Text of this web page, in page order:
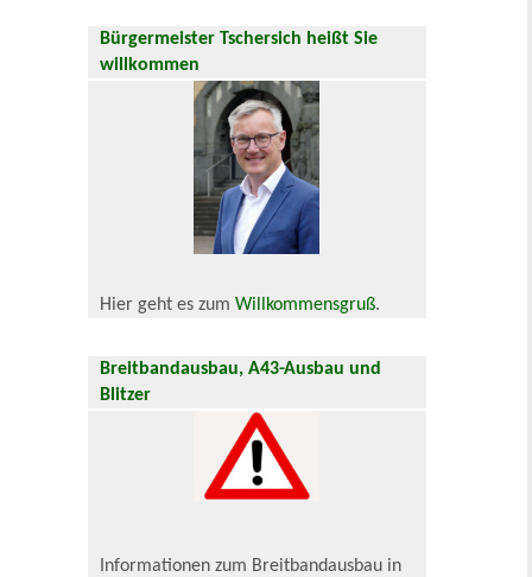
Bürgermeister Tschersich heißt Sie
willkommen
Hier geht es zumWillkommensgruß.
Breitbandausbau, A43-Ausbau und
Blitzer
Informationen zum Breitbandausbau in